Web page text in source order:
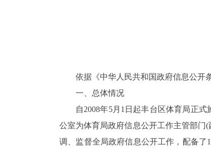
依据《中华人民共和国政府信息公开
一、总体情况
自2008年5月 1 日起丰台区体育局正
公室为体育局政府信息公开工作主管部门(
调、监督全局政府信息公开工作，配备了1